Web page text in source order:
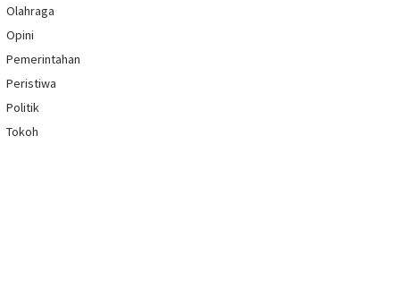
Olahraga
Opini
Pemerintahan
Peristiwa
Politik
Tokoh